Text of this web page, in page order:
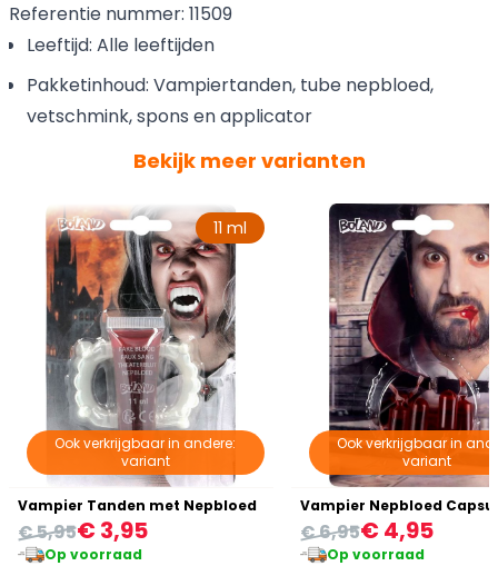
Referentie nummer: 11509
Leeftijd: Alle leeftijden
Pakketinhoud: Vampiertanden, tube nepbloed,
vetschmink, spons en applicator
Bekijk meer varianten
Ook verkrijgbaar in andere:
variant
11 ml
Vampier Tanden met Nepbloed
€ 3,95
€ 5,95
Op voorraad
Ook verkrijgbaar in
variant
Vampier Nepbloed
€ 4,95
€ 6,95
Op voorraad